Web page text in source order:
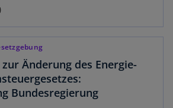
Änderung des Energie-
Bundesregierung